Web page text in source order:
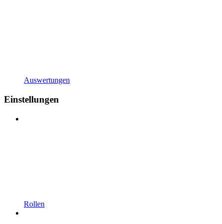
Auswertungen
Einstellungen
Rollen